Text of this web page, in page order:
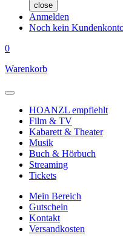
close
Anmelden
Noch kein
0
Warenkorb
HOANZL empfiehlt
Film & TV
Kabarett & Theater
Musik
Buch & Hörbuch
Streaming
Tickets
Mein Bereich
Gutschein
Kontakt
Versandkosten